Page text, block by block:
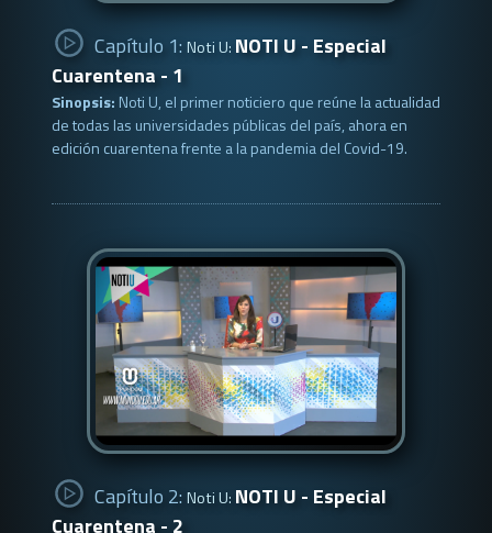
Capítulo 1: Noti U: NOTI U - Especial
Cuarentena - 1
Sinopsis: Noti U, el primer noticiero que reúne la actualidad
de todas las universidades públicas del país, ahora en
edición cuarentena frente a la pandemia del Covid-19.
Capítulo 2: Noti U: NOTI U - Especial
Cuarentena - 2